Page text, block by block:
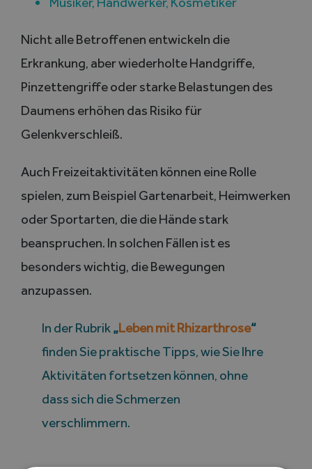
Nicht alle Betroffenen entwickeln die
Erkrankung, aber wiederholte Handgriffe,
Pinzettengriffe oder starke Belastungen des
Daumens erhöhen das Risiko für
Gelenkverschleiß.
Auch Freizeitaktivitäten können eine Rolle
spielen, zum Beispiel Gartenarbeit, Heimwerken
oder Sportarten, die die Hände stark
beanspruchen. In solchen Fällen ist es
besonders wichtig, die Bewegungen
anzupassen.
In der Rubrik„Leben mit Rhizarthrose“
finden Sie praktische Tipps, wie Sie Ihre
Aktivitäten fortsetzen können, ohne
dass sich die Schmerzen
verschlimmern.